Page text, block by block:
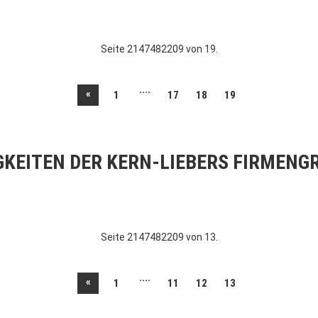
Seite 2147482209 von 19.
« 1 .... 17 18 19
DER KERN-LIEBERS
Seite 2147482209 von 13.
« 1 .... 11 12 13